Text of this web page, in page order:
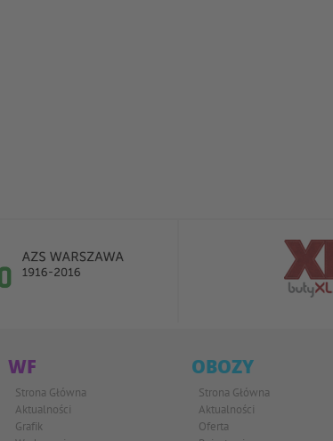
WF
Strona Główna
Aktualności
Grafik
OBOZY
Strona Główna
Aktualności
Oferta